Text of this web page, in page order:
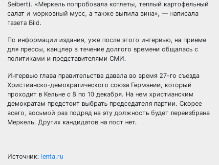
Seibert). «Меркель попробовала котлеты, теплый картофельный
салат и морковный мусс, а также выпила вина», — написала
газета Bild.
По информации издания, уже после этого интервью, на приеме
для прессы, канцлер в течение долгого времени общалась с
политиками и представителями СМИ.
Интервью глава правительства давала во время 27-го съезда
Христианско-демократического союза Германии, который
проходит в Кельне с 8 по 10 декабря. На нем христианским
демократам предстоит выбрать председателя партии. Скорее
всего, восьмой раз подряд на эту должность будет переизбрана
Меркель. Других кандидатов на пост нет.
Источник: lenta.ru